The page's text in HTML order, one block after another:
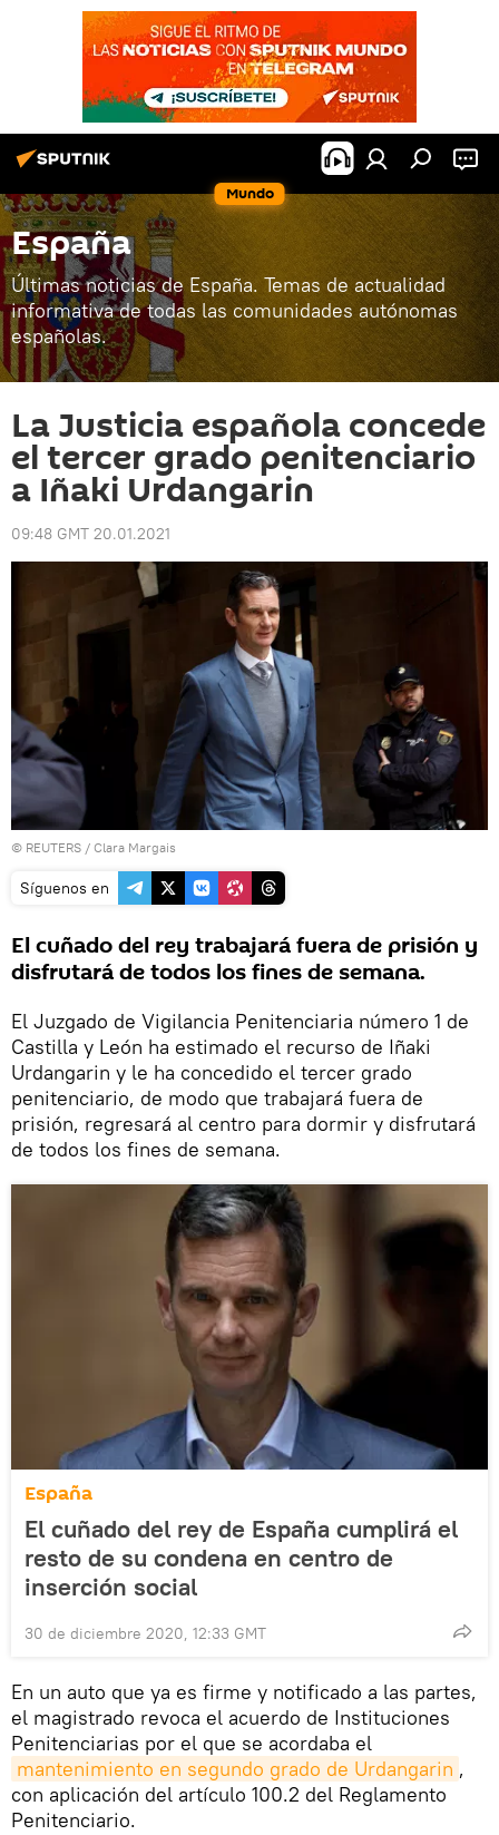
Mundo
España
Últimas noticias de España. Temas de actualidad
informativa de todas las comunidades autónomas
españolas.
La Justicia española concede
el tercer grado penitenciario
a Iñaki Urdangarin
09:48 GMT 20.01.2021
© REUTERS / Clara Margais
Síguenos en
El cuñado del rey trabajará fuera de prisión y
disfrutará de todos los fines de semana.
El Juzgado de Vigilancia Penitenciaria número 1 de
Castilla y León ha estimado el recurso de Iñaki
Urdangarin y le ha concedido el tercer grado
penitenciario, de modo que trabajará fuera de
prisión, regresará al centro para dormir y disfrutará
de todos los fines de semana.
España
El cuñado del rey de España cumplirá el
resto de su condena en centro de
inserción social
30 de diciembre 2020, 12:33 GMT
En un auto que ya es firme y notificado a las partes,
el magistrado revoca el acuerdo de Instituciones
Penitenciarias por el que se acordaba el
mantenimiento en segundo grado de Urdangarin ,
con aplicación del artículo 100.2 del Reglamento
Penitenciario.